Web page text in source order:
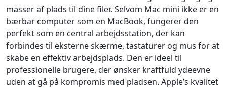
masser af plads til dine filer. Selvom Mac mini ikke er en
bærbar computer som en MacBook, fungerer den
perfekt som en central arbejdsstation, der kan
forbindes til eksterne skærme, tastaturer og mus for at
skabe en effektiv arbejdsplads. Den er ideel til
professionelle brugere, der ønsker kraftfuld ydeevne
uden at gå på kompromis med pladsen. Apple’s kvalitet